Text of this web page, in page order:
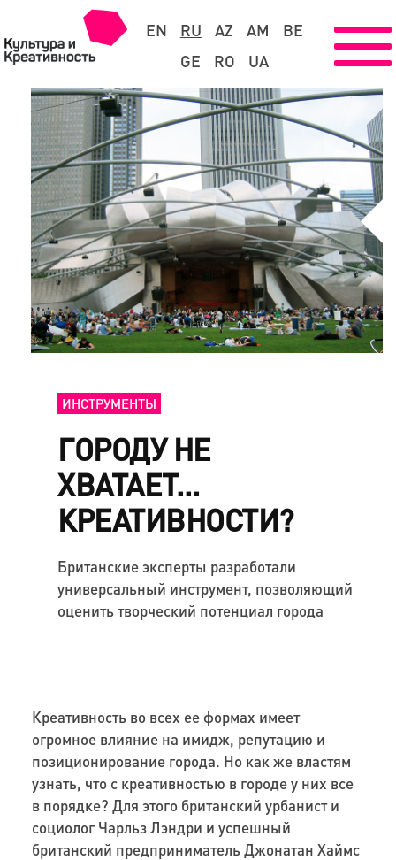
EN RU AZ AM
BE
GE
RO UA
ИНСТРУМЕНТЫ
ГОРОДУ НЕ
ХВАТАЕТ…
КРЕАТИВНОСТИ?
Британские эксперты разработали
универсальный инструмент, позволяющий
оценить творческий потенциал города
Креативность во всех ее формах имеет
огромное влияние на имидж, репутацию и
позиционирование города. Но как же властям
узнать, что с креативностью в городе у них все
в порядке? Для этого британский урбанист и
социолог Чарльз Лэндри и успешный
британский предприниматель Джонатан Хаймс